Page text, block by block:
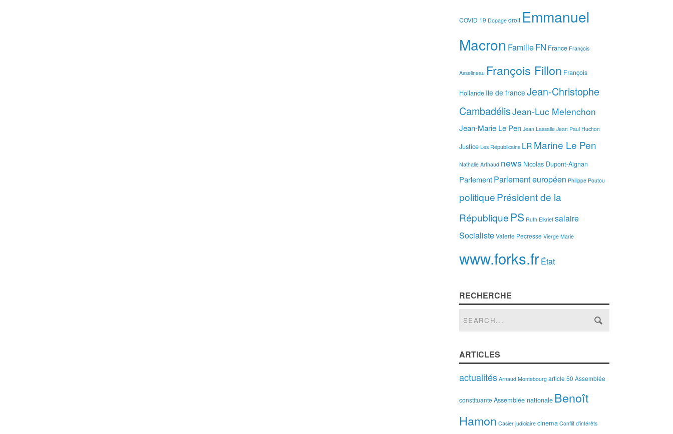
COVID 19 Dopage droit Emmanuel
Macron FamilleFN France François
Asselineau François Fillon François
Hollande Ile de france Jean-Christophe
CambadélisJean-Luc Melenchon
Jean-Marie Le Pen Jean Lassalle Jean Paul Huchon
Justice Les Républicains LR Marine Le Pen
Nathalie Arthaud news Nicolas Dupont-Aignan
ParlementParlement européen Philippe Poutou
politiquePrésident de la
République PS Ruth Elkrief salaire
SocialisteValerie Pecresse Vierge Marie
www.forks.frÉtat
RECHERCHE
ARTICLES
actualités Arnaud Montebourg article 50 Assemblée
constituante Assemblée nationale Benoît
Hamon Casier judiciaire cinema Conflit d'intérêts